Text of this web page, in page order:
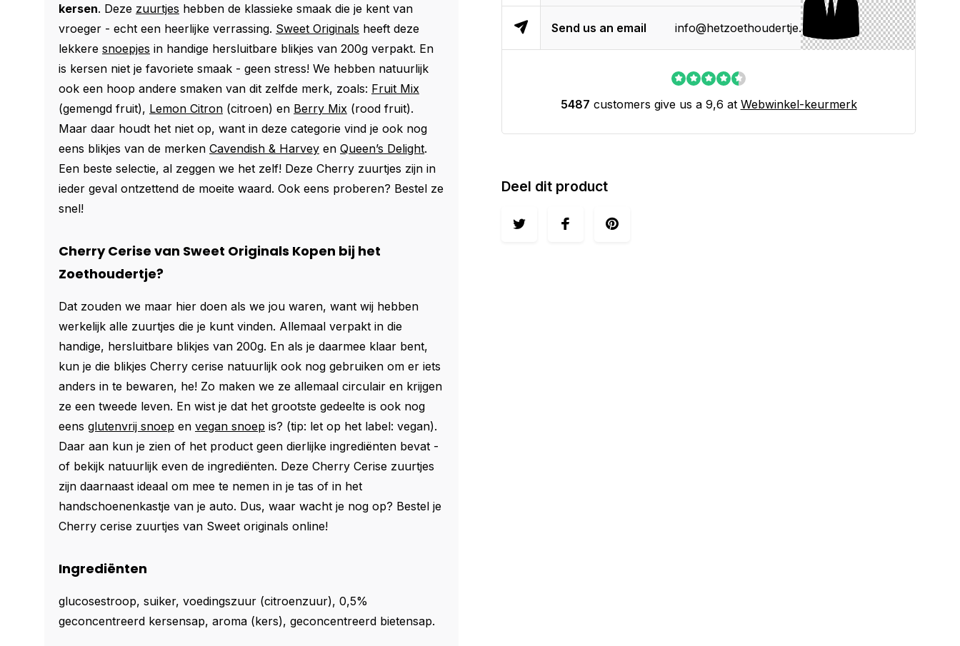
kersen. Deze zuurtjes hebben de klassieke smaak die je kent van
vroeger - echt een heerlijke verrassing. Sweet Originals heeft deze
lekkere snoepjes in handige hersluitbare blikjes van 200g verpakt. En
is kersen niet je favoriete smaak - geen stress! We hebben natuurlijk
ook een hoop andere smaken van dit zelfde merk, zoals: Fruit Mix
(gemengd fruit), Lemon Citron (citroen) en Berry Mix (rood fruit).
Maar daar houdt het niet op, want in deze categorie vind je ook nog
eens blikjes van de merken Cavendish & Harvey en Queen’s Delight.
Een beste selectie, al zeggen we het zelf! Deze Cherry zuurtjes zijn in
ieder geval ontzettend de moeite waard. Ook eens proberen? Bestel ze
snel!
Cherry Cerise van Sweet Originals Kopen bij het
Zoethoudertje?
Dat zouden we maar hier doen als we jou waren, want wij hebben
werkelijk alle zuurtjes die je kunt vinden. Allemaal verpakt in die
handige, hersluitbare blikjes van 200g. En als je daarmee klaar bent,
kun je die blikjes Cherry cerise natuurlijk ook nog gebruiken om er iets
anders in te bewaren, he! Zo maken we ze allemaal circulair en krijgen
ze een tweede leven. En wist je dat het grootste gedeelte is ook nog
eens glutenvrij snoep en vegan snoep is? (tip: let op het label: vegan).
Daar aan kun je zien of het product geen dierlijke ingrediënten bevat -
of bekijk natuurlijk even de ingrediënten. Deze Cherry Cerise zuurtjes
zijn daarnaast ideaal om mee te nemen in je tas of in het
handschoenenkastje van je auto. Dus, waar wacht je nog op? Bestel je
Cherry cerise zuurtjes van Sweet originals online!
Ingrediënten
glucosestroop, suiker, voedingszuur (citroenzuur), 0,5%
geconcentreerd kersensap, aroma (kers), geconcentreerd bietensap.
Send us an email info@hetzoethoudertje.nl
5487 customers give us a 9,6 at Webwinkel-keurmerk
Deel dit product